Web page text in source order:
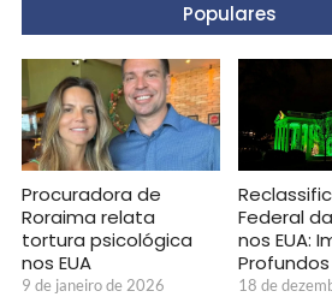
Populares
Procuradora de
Roraima relata
tortura psicológica
nos EUA
9 de janeiro de 2026
Federal
nos EUA:
Profundos
18 de